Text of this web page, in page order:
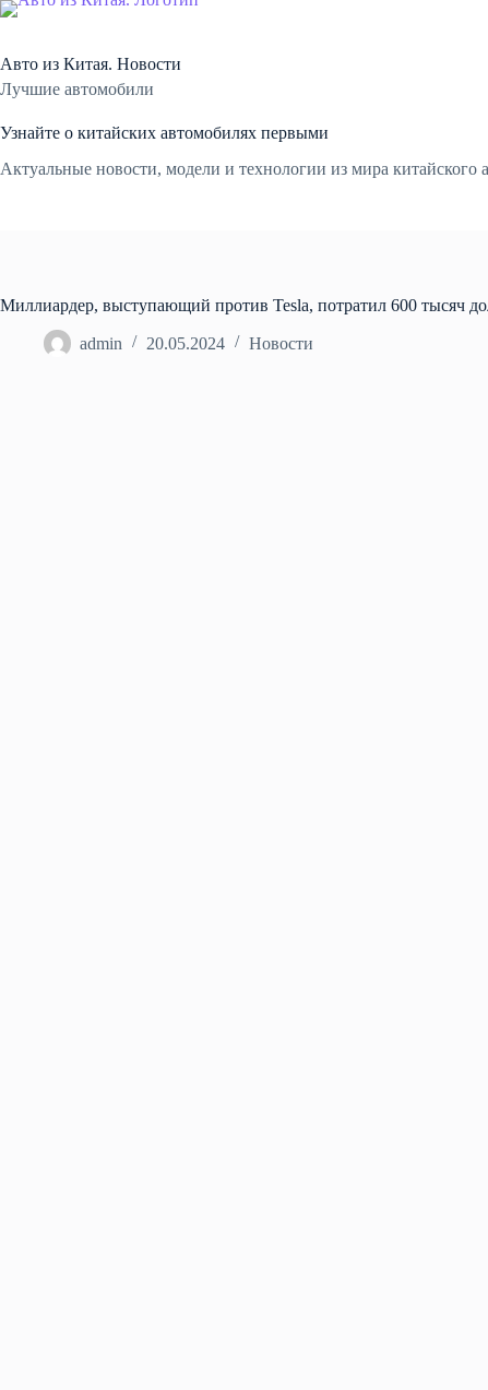
Перейти
Авто из Китая. Новости
Лучшие автомобили
Узнайте о китайских автомобилях первыми
Актуальные новости, модели и технологии из мира
Миллиардер, выступающий против Tesla, потратил 600 тысяч
admin 20.05.2024 Новости